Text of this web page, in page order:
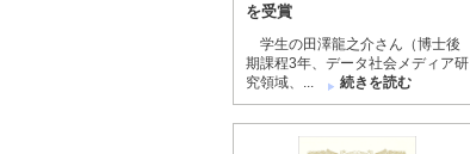
を受賞
学生の田澤龍之介さん（博士後
期課程3年、データ社会メディア研
究領域、...
続きを読む